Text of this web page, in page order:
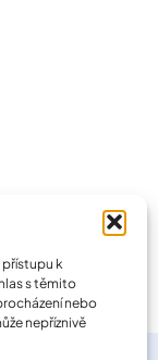
k
s těmito
nebo
nepříznivě